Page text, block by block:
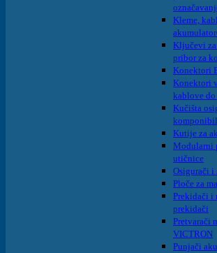
Kleme,
Ključevi
pribor za
Konektori
Konektori
kablove do
Kučišta
Kutije za
Modularni
utičnice
Osigurači i
Ploče za
Prekidači i
prekidači
Pretvarači
VICTRON
Punjači